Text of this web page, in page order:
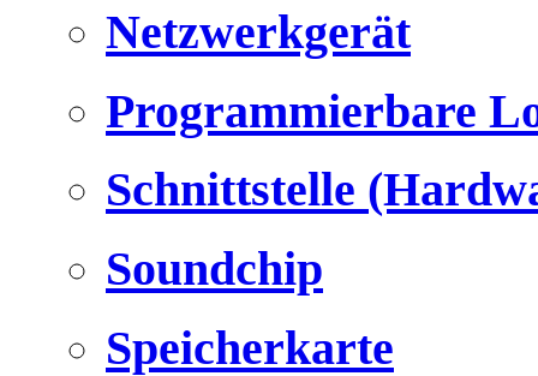
Netzwerkgerät
Programmierbare
Schnittstelle
Soundchip
Speicherkarte